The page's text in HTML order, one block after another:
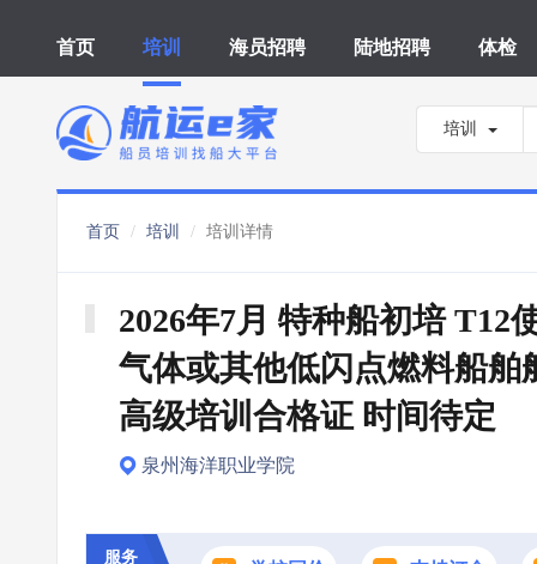
首页 培训 海员招聘 陆地招聘 体检
培训
首页 培训 培训详情
2026年7月 特种船初培 T12
气体或其他低闪点燃料船舶
高级培训合格证 时间待定
泉州海洋职业学院
服务